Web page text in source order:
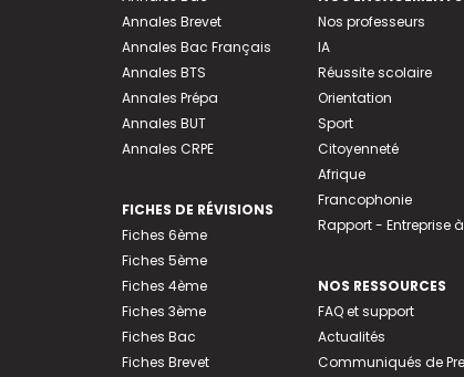
Annales Brevet
Annales Bac Français
Annales BTS
Annales Prépa
Annales BUT
Annales CRPE
FICHES DE RÉVISIONS
Fiches 6ème
Fiches 5ème
Fiches 4ème
Fiches 3ème
Fiches Bac
Fiches Brevet
Nos professeurs
IA
Réussite scolaire
Orientation
Sport
Citoyenneté
Afrique
Francophonie
Rapport - Entreprise
NOS RESSOURCES
FAQ et support
Actualités
Communiqués de